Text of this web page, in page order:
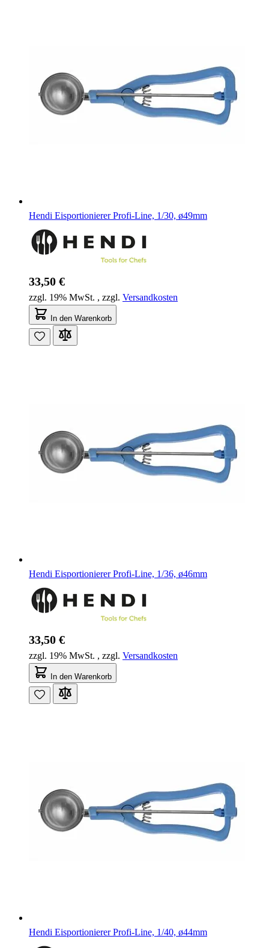
Hendi Eisportionierer Profi-Line, 1/30, ø49mm
33,50 €
zzgl. 19% MwSt. , zzgl. Versandkosten
In den Warenkorb
Hendi Eisportionierer Profi-Line, 1/36, ø46mm
33,50 €
zzgl. 19% MwSt. , zzgl. Versandkosten
In den Warenkorb
Hendi Eisportionierer Profi-Line, 1/40, ø44mm